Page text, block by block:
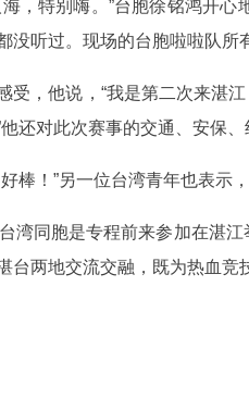
海，特别嗨。”台胞徐铭鸿开
没听过。现场的台胞啦啦队所
受，他说，“我是第二次来湛
还对此次赛事的交通、安保
棒！”另一位台湾青年也表示
湾同胞是专程前来参加在湛
台两地交流交融，既为热血